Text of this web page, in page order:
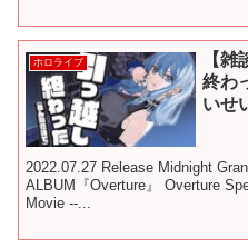
ホロライブ
【
終わ
いせ
2022.07.27 Release Midnight
ALBUM『Overture』 Overture
Movie --...